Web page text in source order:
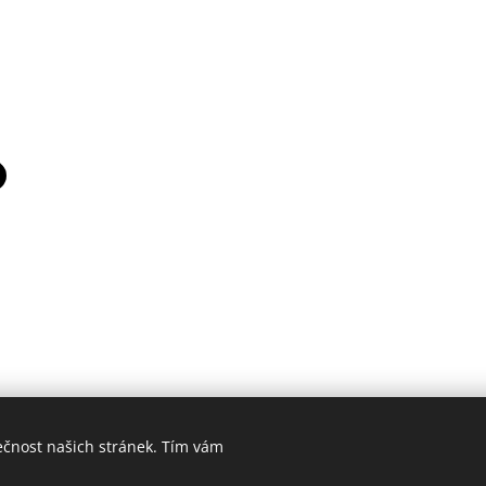
Automotoklub Mariánské Lázně created by Aleš Novák IT
našich stránek. Tím vám